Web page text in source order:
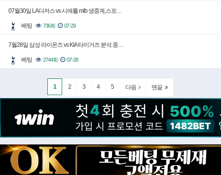
07월30일 LA다저스 vs 시애틀 mlb 생중계,스포…
베팅 736회 07-29
7월28일 삼성 라이온즈 vs KIA 타이거즈 분석 중…
베팅 2744회 07-28
1 2 3 4 5 다음 맨끝